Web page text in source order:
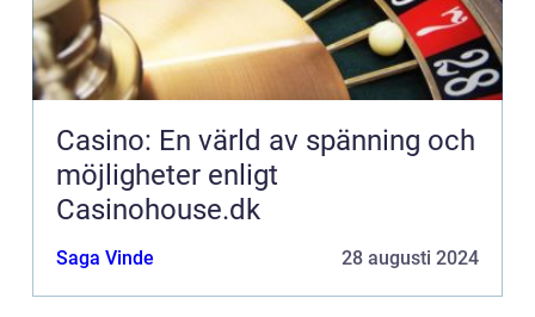
Casino: En värld av spänning och
möjligheter enligt
Casinohouse.dk
Saga Vinde 28 augusti 2024